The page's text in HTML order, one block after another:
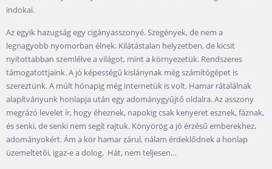
indokai.
Az egyik hazugság egy cigányasszonyé. Szegények, de nem a
legnagyobb nyomorban élnek. Kilátástalan helyzetben, de kicsit
nyitottabban szemlélve a világot, mint a környezetük. Rendszeres
támogatottjaink. A jó képességű kislánynak még számítógépet is
szereztünk. A múlt hónapig még internetük is volt. Hamar rátalálnak
alapítványunk honlapja után egy adománygyűjtő oldalra. Az asszony
megrázó levelet ír, hogy éheznek, napokig csak kenyeret esznek, fáznak,
és senki, de senki nem segít rajtuk. Könyörög a jó érzésű emberekhez,
adományokért. Ám a kör hamar zárul, nálam érdeklődnek a honlap
üzemeltetői, igaz-e a dolog. Hát, nem teljesen…